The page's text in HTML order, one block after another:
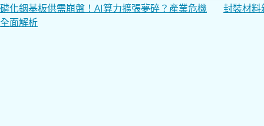
文
章
磷化銦基板供需崩盤！AI算力擴張夢碎？產業危機
全面解析
封裝材料